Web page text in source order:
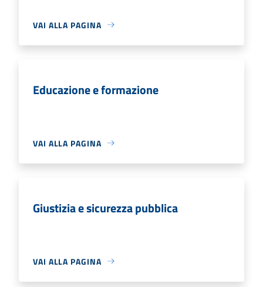
VAI ALLA PAGINA
Educazione e formazione
VAI ALLA PAGINA
Giustizia e sicurezza pubblica
VAI ALLA PAGINA